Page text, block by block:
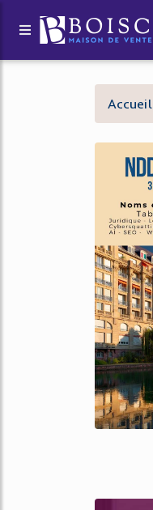
Accueil